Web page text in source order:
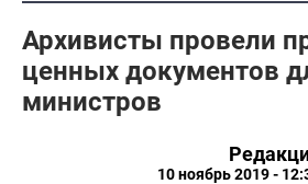
Архивисты провели
ценных документов
министров
10 ноябрь 2019 -